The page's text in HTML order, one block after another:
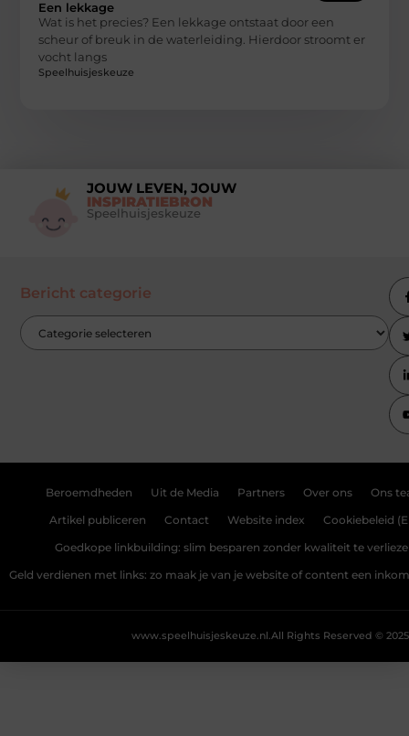
Een lekkage
Wat is het precies? Een lekkage ontstaat door een
scheur of breuk in de waterleiding. Hierdoor stroomt er
vocht langs
Speelhuisjeskeuze
JOUW LEVEN, JOUW
INSPIRATIEBRON
Speelhuisjeskeuze
Bericht categorie
Beroemdheden Uit de Media Partners Over ons Ons
Artikel publiceren Contact Website index Cookiebeleid
Goedkope linkbuilding: slim besparen zonder kwaliteit te
Geld verdienen met links: zo maak je van je website of content een
All Rights Reserved © 2025
www.speelhuisjeskeuze.nl.